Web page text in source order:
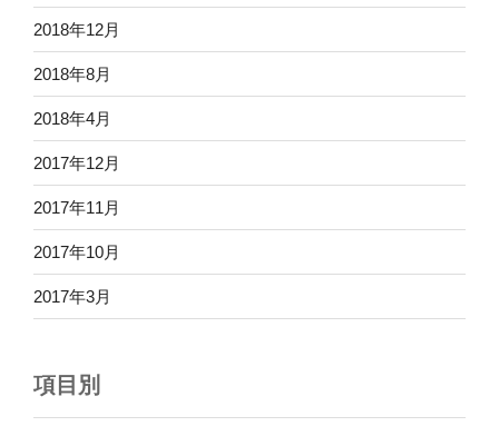
2018年12月
2018年8月
2018年4月
2017年12月
2017年11月
2017年10月
2017年3月
項目別